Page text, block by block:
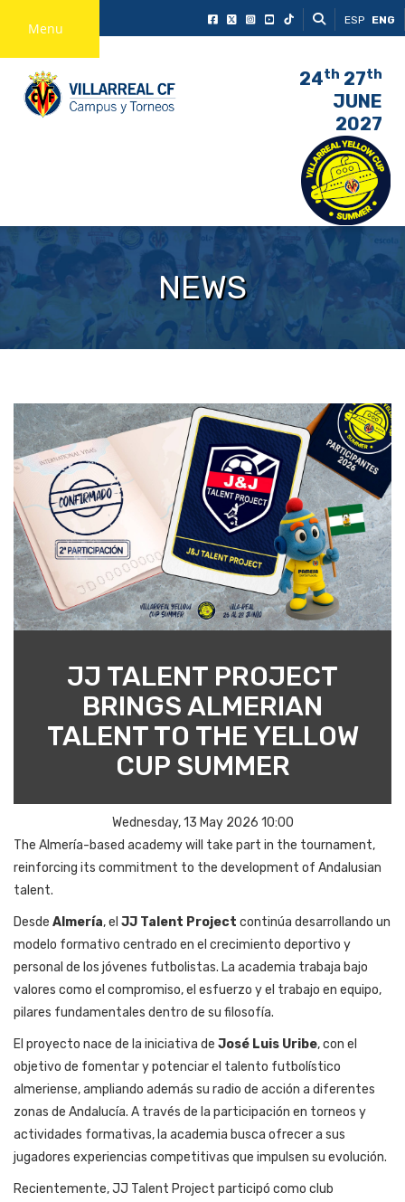
Menu ESP ENG
24th 27th
JUNE
2027
NEWS
JJ TALENT PROJECT
BRINGS ALMERIAN
TALENT TO THE YELLOW
CUP SUMMER
Wednesday, 13 May 2026 10:00
The Almería-based academy will take part in the tournament,
reinforcing its commitment to the development of Andalusian
talent.
Desde Almería, el JJ Talent Project continúa desarrollando un
modelo formativo centrado en el crecimiento deportivo y
personal de los jóvenes futbolistas. La academia trabaja bajo
valores como el compromiso, el esfuerzo y el trabajo en equipo,
pilares fundamentales dentro de su filosofía.
El proyecto nace de la iniciativa de José Luis Uribe, con el
objetivo de fomentar y potenciar el talento futbolístico
almeriense, ampliando además su radio de acción a diferentes
zonas de Andalucía. A través de la participación en torneos y
actividades formativas, la academia busca ofrecer a sus
jugadores experiencias competitivas que impulsen su evolución.
Recientemente, JJ Talent Project participó como club